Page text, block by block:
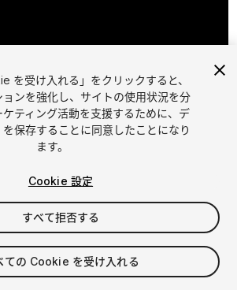
1/ 33
れます
を受け入れる」をクリックすると、
ンを強化し、サイトの使用状況を分
ティング活動を支援するために、デ
保存することに同意したことになり
ます。
Cookie 設定
すべて拒否する
ての Cookie を受け入れる